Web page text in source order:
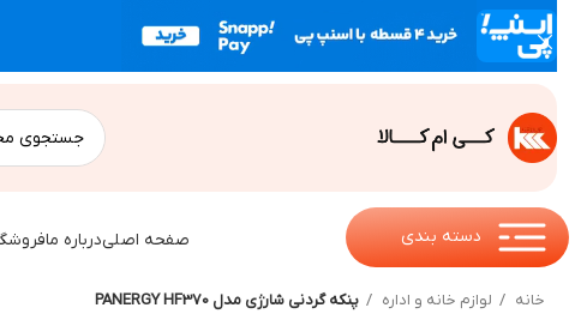
دسته بندی صفحه اصلیدرباره ما
خانه لوازم خانه و اداره پنکه گردنی شارژی مدل PANERGY HF370